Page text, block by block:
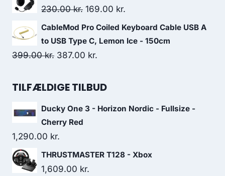
was:
230.00kr. Original
price
was:
230.00 kr..
169.00 kr.
price
is:
CableMod Pro Coiled Keyboard Cable USB A
to USB Type C, Lemon Ice - 150cm
399.00kr. Original
was:
387.00 kr.
is:
TILFÆLDIGE TILBUD
Ducky One 3 - Horizon Nordic - Fullsize -
Cherry Red
1,290.00 kr.
THRUSTMASTER T128 - Xbox
1,609.00 kr.